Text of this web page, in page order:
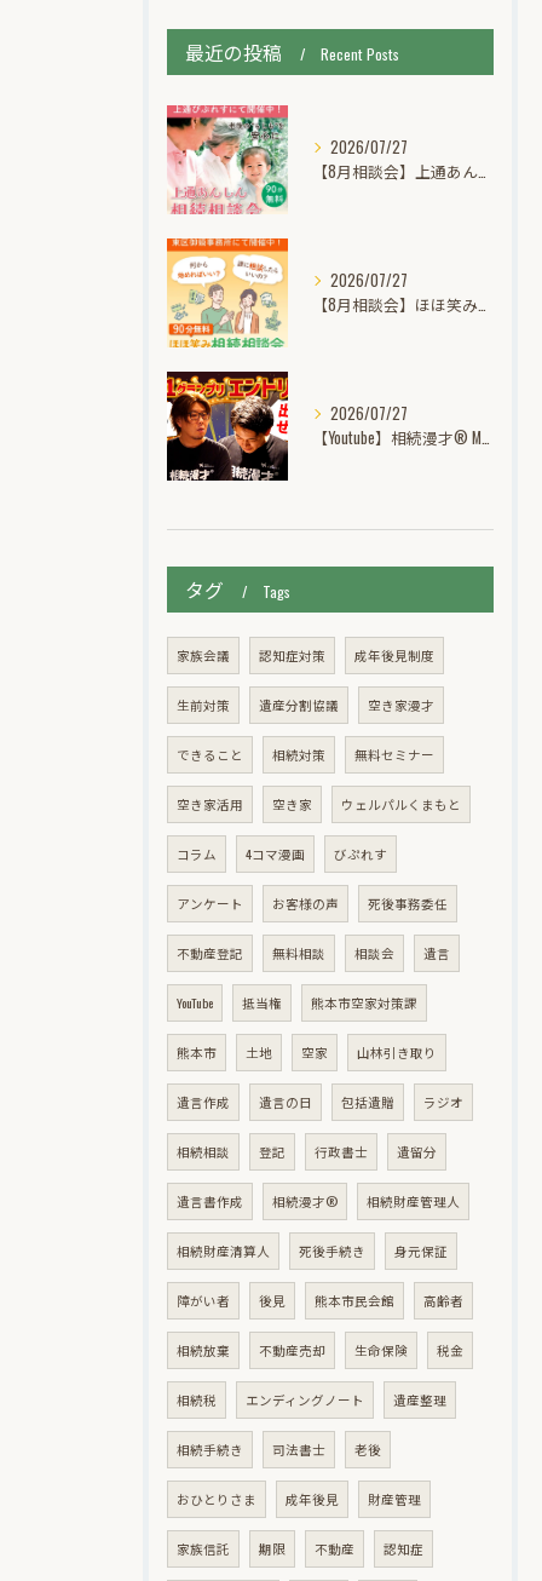
最近の投稿 Recent Posts
2026/07/27
【8月相談会】上通あんしん相続個別無料相談会【びぷれすに出張相談】
2026/07/27
【8月相談会】ほほ笑み相続個別無料相談会【相続・遺言・空き家・認知症】
2026/07/27
【Youtube】相続漫才® M-1グランプリ挑戦記動画公開中！
タグ Tags
家族会議 認知症対策 成年後見制度
生前対策 遺産分割協議 空き家漫才
できること 相続対策 無料セミナー
空き家活用 空き家 ウェルパルくまもと
コラム 4コマ漫画 びぷれす
アンケート お客様の声 死後事務委任
不動産登記 無料相談 相談会 遺言
YouTube 抵当権 熊本市空家対策課
熊本市 土地 空家 山林引き取り
遺言作成 遺言の日 包括遺贈 ラジオ
相続相談 登記 行政書士 遺留分
遺言書作成 相続漫才® 相続財産管理人
相続財産清算人 死後手続き 身元保証
障がい者 後見 熊本市民会館 高齢者
相続放棄 不動産売却 生命保険 税金
相続税 エンディングノート 遺産整理
相続手続き 司法書士 老後
おひとりさま 成年後見 財産管理
家族信託 期限 不動産 認知症